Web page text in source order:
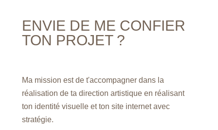
ENVIE DE ME CONFIER
TON PROJET ?
Ma mission est de t'accompagner dans la
réalisation de ta direction artistique en réalisant
ton identité visuelle et ton site internet avec
stratégie.